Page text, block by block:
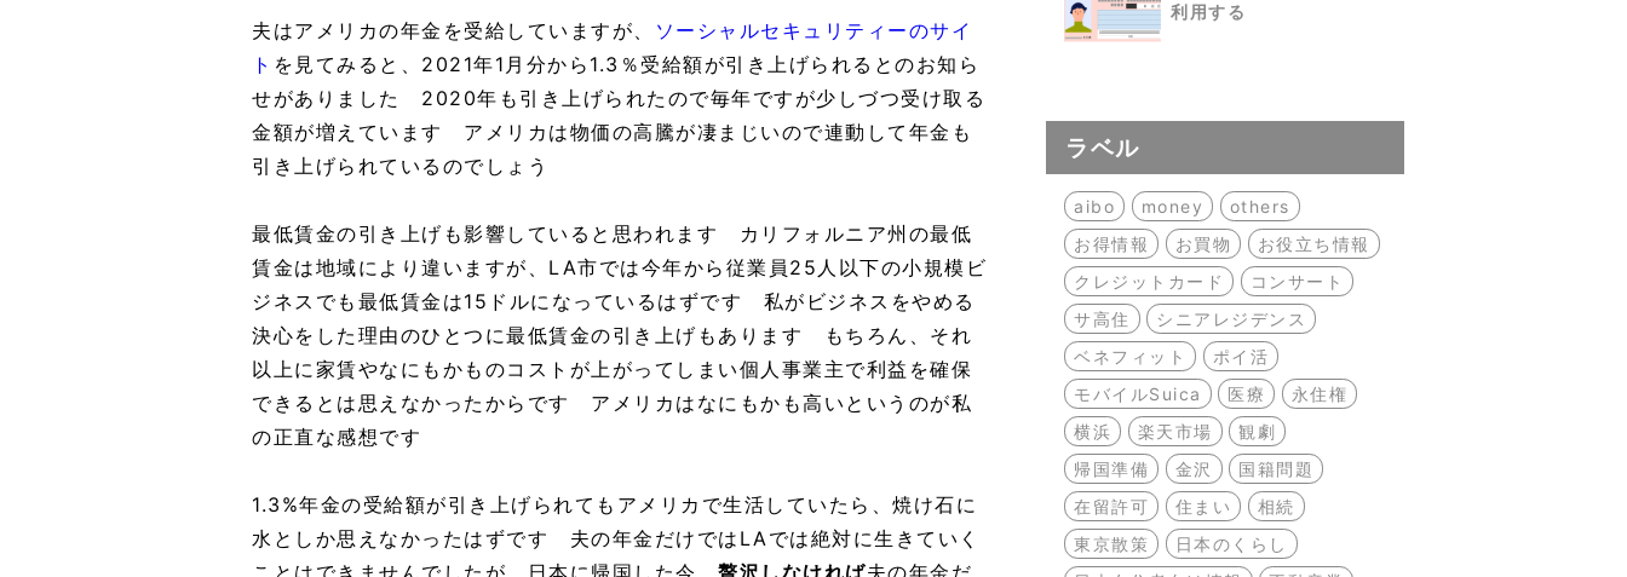
夫はアメリカの年金を受給していますが、
ソーシャルセキュリティーのサイ
ト を見てみると、2021年1月分から1.3％受給額が引き上げられるとのお知ら
せがありました 2020年も引き上げられたので毎年ですが少しづつ受け取る
金額が増えています アメリカは物価の高騰が凄まじいので連動して年金も
引き上げられているのでしょう
最低賃金の引き上げも影響していると思われます カリフォルニア州の最低
賃金は地域により違いますが、LA市では今年から従業員25人以下の小規模ビ
ジネスでも最低賃金は15ドルになっているはずです 私がビジネスをやめる
決心をした理由のひとつに最低賃金の引き上げもあります もちろん、それ
以上に家賃やなにもかものコストが上がってしまい個人事業主で利益を確保
できるとは思えなかったからです アメリカはなにもかも高いというのが私
の正直な感想です
1.3%年金の受給額が引き上げられてもアメリカで生活していたら、焼け石に
水としか思えなかったはずです 夫の年金だけではLAでは絶対に生きていく
ことはできませんでしたが、日本に帰国した今、 贅沢しなければ夫の年金だ
利用する
ラベル
aibo money
others
お得情報
お買物
お役立ち情報
クレジットカード
コンサート
サ高住
シニアレジデンス
ベネフィット
ポイ活
モバイルSuica
医療
永住権
横浜
楽天市場
観劇
帰国準備
金沢
国籍問題
在留許可
住まい
相続
東京散策
日本のくらし